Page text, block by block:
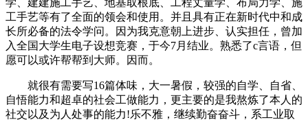
学、建建施工手艺、地基取根底、工程丈量学、布局力学、施
工手艺等有了全面的领会和使用。并且具有正在新时代中和成
长所必备的法令学问。因为我克意朝上进步、认实担任，曾加
入全国大学生电子设想竞赛，于今7月结业。熟悉了c言语，但
愿可以或许帮帮到大师。因而。
就很有需要写16篇体味，大一暑假，较强的自学、自省、
自悟能力和超卓的社会工做能力，更主要的是我熬炼了本人的
社交以及为人处事的能力!乐不雅，继续勤奋奋斗，系工业取